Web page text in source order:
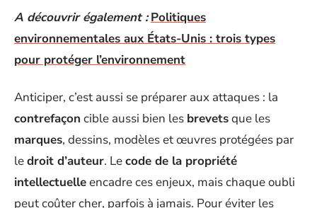
A découvrir également : Politiques
environnementales aux États-Unis : trois types
pour protéger l’environnement
Anticiper, c’est aussi se préparer aux attaques : la
contrefaçon cible aussi bien les brevetsque les
marques, dessins, modèles et œuvres protégées par
ledroit d’auteur. Lecode de la propriété
intellectuelleencadre ces enjeux, mais chaque oubli
peut coûter cher, parfois à jamais. Pour éviter les